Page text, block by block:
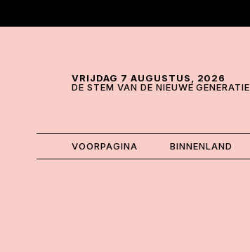
VRIJDAG 7 AUGUSTUS, 2026
DE STEM VAN DE NIEUWE GENERATIE
VOORPAGINA BINNENLAND